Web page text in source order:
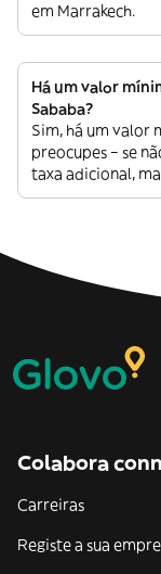
em Marrakech.
Há um valor
Sababa?
Sim, há um valor
preocupes – se
taxa adicional,
Colabora
Carreiras
Registe a sua